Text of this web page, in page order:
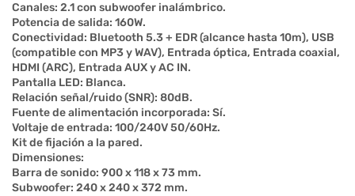
Canales: 2.1 con subwoofer inalámbrico.
Potencia de salida: 160W.
Conectividad: Bluetooth 5.3 + EDR (alcance hasta 10m), USB
(compatible con MP3 y WAV), Entrada óptica, Entrada coaxial,
HDMI (ARC), Entrada AUX y AC IN.
Pantalla LED: Blanca.
Relación señal/ruido (SNR): 80dB.
Fuente de alimentación incorporada: Sí.
Voltaje de entrada: 100/240V 50/60Hz.
Kit de fijación a la pared.
Dimensiones:
Barra de sonido: 900 x 118 x 73 mm.
Subwoofer: 240 x 240 x 372 mm.